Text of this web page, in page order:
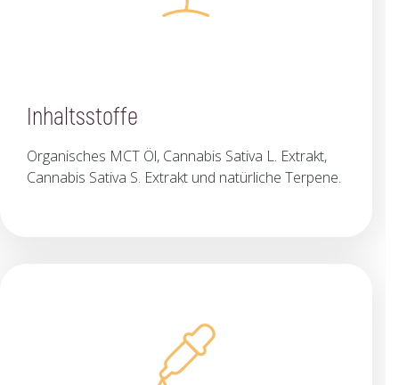
Inhaltsstoffe
Organisches MCT Öl, Cannabis Sativa L. Extrakt,
Cannabis Sativa S. Extrakt und natürliche Terpene.